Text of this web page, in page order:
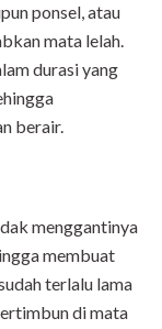
ponsel, atau
mata lelah.
durasi yang
berair.
menggantinya
membuat
terlalu lama
di mata